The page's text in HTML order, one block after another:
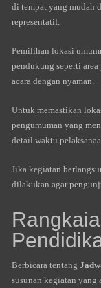
di tempat yang mudah
representatif.
Pemilihan lokasi
pendukung seperti
acara dengan nyaman.
Untuk memastikan
pengumuman yang
detail waktu
Jika kegiatan
dilakukan agar
Berbicara tentang
susunan kegiatan yang